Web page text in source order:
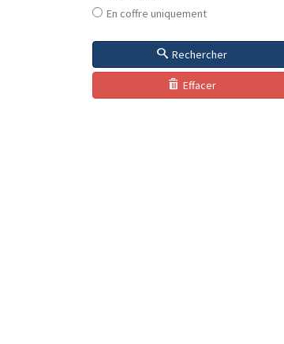
En coffre uniquement
Rechercher
Effacer